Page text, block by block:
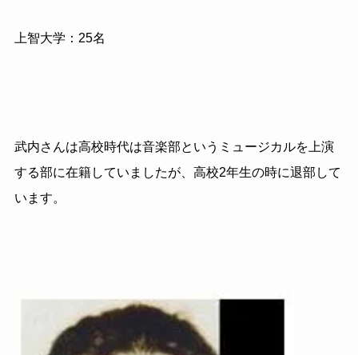
上智大学：25名
武内さんは高校時代は音楽部というミュージカルを上演
する部に在籍していましたが、高校2年生の時に退部して
います。